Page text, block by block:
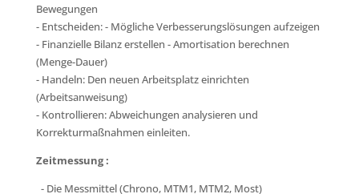
Bewegungen
- Entscheiden: - Mögliche Verbesserungslösungen aufzeigen
- Finanzielle Bilanz erstellen - Amortisation berechnen
(Menge-Dauer)
- Handeln: Den neuen Arbeitsplatz einrichten
(Arbeitsanweisung)
- Kontrollieren: Abweichungen analysieren und
Korrekturmaßnahmen einleiten.
Zeitmessung :
- Die Messmittel (Chrono, MTM1, MTM2, Most)